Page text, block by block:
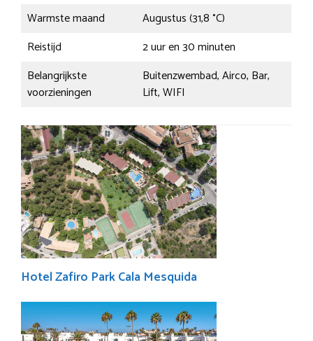
Warmste maand
Augustus (31,8 °C)
Reistijd
2 uur en 30 minuten
Belangrijkste
voorzieningen
Buitenzwembad, Airco, Bar,
Lift, WIFI
Hotel Zafiro Park Cala Mesquida